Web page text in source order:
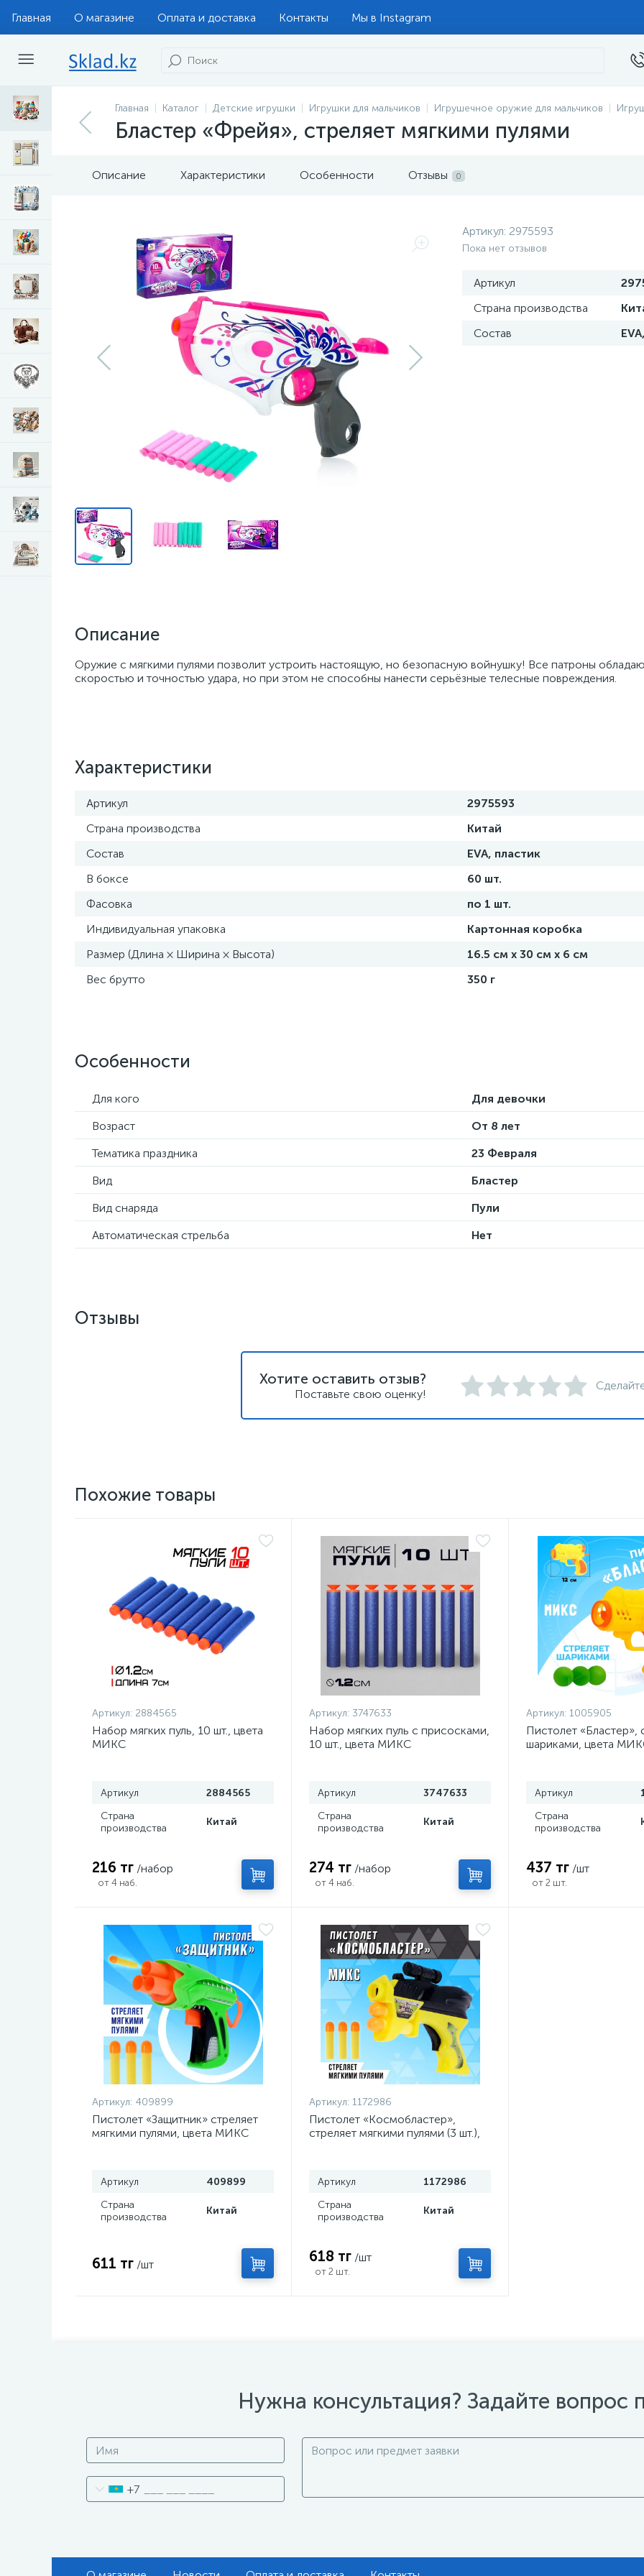
Главная О магазине Оплата и доставка Контакты Мы в Instagram
Главная Каталог Детские игрушки Игрушки для мальчиков Игрушечное оружие для мальчиков
Бластер «Фрейя», стреляет мягкими пулями
Описание Характеристики Особенности Отзывы 0
Артикул: 2975593
Пока нет отзывов
Артикул
Страна производства
Состав
Описание
Оружие с мягкими пулями позволит устроить настоящую, но безопасную войнушку! Все патроны
скоростью и точностью удара, но при этом не способны нанести серьёзные телесные повреждения.
Характеристики
Артикул
2975593
Страна производства
Китай
Состав
EVA, пластик
В боксе
60 шт.
Фасовка
по 1 шт.
Индивидуальная упаковка
Картонная коробка
Размер (Длина × Ширина × Высота)
16.5 см х 30 см х 6 см
Вес брутто
350 г
Особенности
Для кого
Для девочки
Возраст
От 8 лет
Тематика праздника
23 Февраля
Вид
Бластер
Вид снаряда
Пули
Автоматическая стрельба
Нет
Отзывы
Хотите оставить отзыв?
Поставьте свою оценку!
Похожие товары
Артикул: 2884565
Набор мягких пуль, 10 шт., цвета
МИКС
Артикул
2884565
Страна
производства
Китай
216 тг /набор
от 4 наб.
Артикул: 3747633
Набор мягких пуль с присосками,
10 шт., цвета МИКС
Артикул
3747633
Страна
производства
Китай
274 тг /набор
от 4 наб.
Артикул: 1005905
Пистолет «Бластер»,
шариками, цвета
Артикул
Страна
производства
437 тг /шт
от 2 шт.
Артикул: 409899
Пистолет «Защитник» стреляет
мягкими пулями, цвета МИКС
Артикул
409899
Страна
производства
Китай
611 тг /шт
Артикул: 1172986
Пистолет «Космобластер»,
стреляет мягкими пулями (3 шт.),
Артикул
1172986
Страна
производства
Китай
618 тг /шт
от 2 шт.
Нужна консультация? Задайте вопрос
+7